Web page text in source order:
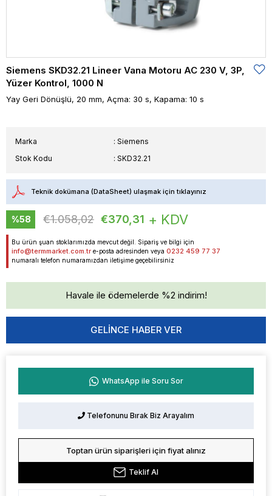
Siemens SKD32.21 Lineer Vana Motoru AC 230 V, 3P,
Yüzer Kontrol, 1000 N
Yay Geri Dönüşlü, 20 mm, Açma: 30 s, Kapama: 10 s
Marka : Siemens
Stok Kodu
SKD32.21
Teknik dokümana (DataSheet) ulaşmak için tıklayınız
%58
İndirim
€1.058,02 €370,31 + KDV
Bu ürün şuan stoklarımızda mevcut değil. Sipariş ve bilgi için
info@termmarket.com.tr e-posta adresinden veya 0232 459 77 37
numaralı telefon numaramızdan iletişime geçebilirsiniz
Havale ile ödemelerde %2 indirim!
GELINCE HABER VER
WhatsApp ile Soru Sor
Telefonunu Bırak Biz Arayalım
Toptan ürün siparişleri için fiyat alınız
Teklif Al